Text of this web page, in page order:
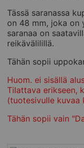
Tässä saranassa
on 48 mm, joka on
saranaa on
reikävälilillä.
Tähän sopii
Huom. ei sisällä
Tilattava erikseen,
(tuotesivulle kuvaa
Tähän sopii vain